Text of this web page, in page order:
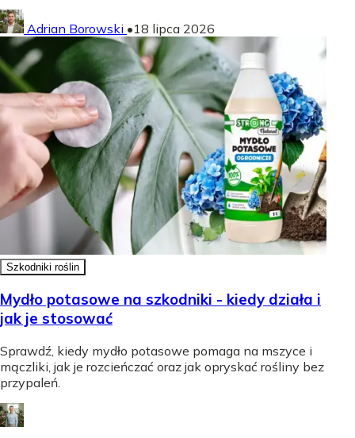
Adrian Borowski •18 lipca 2026
Szkodniki roślin
Mydło potasowe na szkodniki - kiedy działa i
jak je stosować
Sprawdź, kiedy mydło potasowe pomaga na mszyce i
mączliki, jak je rozcieńczać oraz jak opryskać rośliny bez
przypaleń.